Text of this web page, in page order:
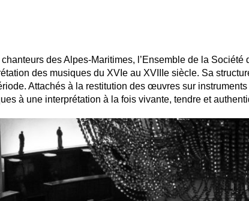
des Alpes-Maritimes, l’Ensemble de la
des musiques du XVIe au XVIIIe siècle. Sa
Attachés à la restitution des œuvres sur
à une interprétation à la fois vivante, tendre et